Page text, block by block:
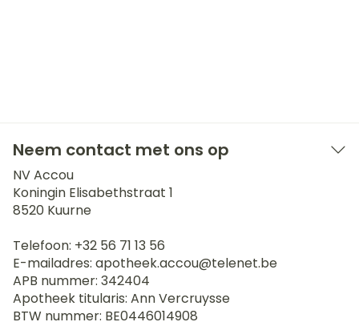
Neem contact met ons op
NV Accou
Koningin Elisabethstraat 1
8520 Kuurne
Telefoon: +32 56 71 13 56
E-mailadres: apotheek.accou@telenet.be
APB nummer: 342404
Apotheek titularis: Ann Vercruysse
BTW nummer: BE0446014908